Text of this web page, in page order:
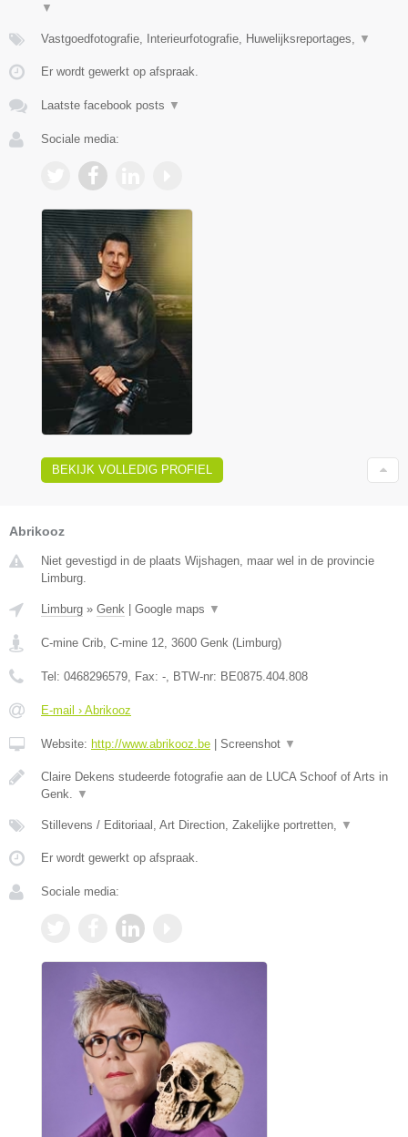
▼
Vastgoedfotografie, Interieurfotografie, Huwelijksreportages, ▼
Er wordt gewerkt op afspraak.
Laatste facebook posts ▼
Sociale media:
BEKIJK VOLLEDIG PROFIEL
Abrikooz
Niet gevestigd in de plaats Wijshagen, maar wel in de provincie
Limburg.
Limburg » Genk Google maps ▼
C-mine Crib, C-mine 12, 3600 Genk (Limburg)
Tel: 0468296579, Fax: -, BTW-nr: BE0875.404.808
E-mail › Abrikooz
Website: http://www.abrikooz.be Screenshot ▼
Claire Dekens studeerde fotografie aan de LUCA Schoof of Arts in
Genk. ▼
Stillevens / Editoriaal, Art Direction, Zakelijke portretten, ▼
Er wordt gewerkt op afspraak.
Sociale media: